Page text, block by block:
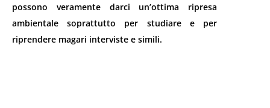
possono veramente darci un’ottima ripresa
ambientale soprattutto per studiare e per
riprendere magari interviste e simili.